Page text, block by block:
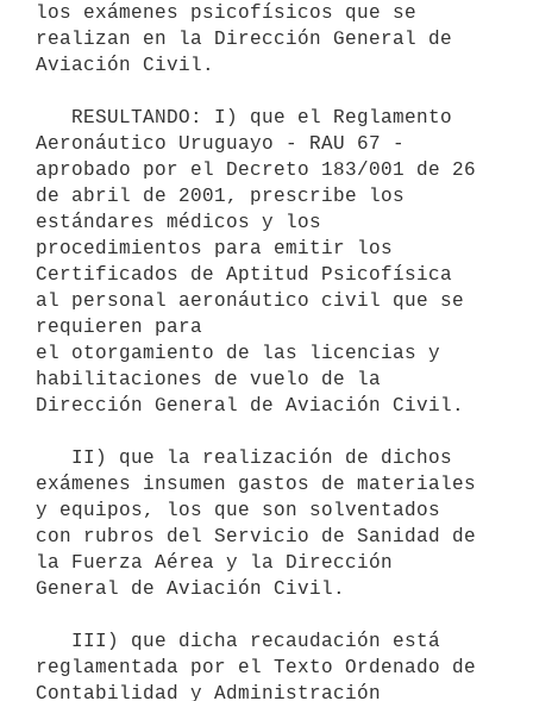
los exámenes psicofísicos que se
realizan en la Dirección General de
Aviación Civil.
Aeronáutico Uruguayo - RAU 67 -
aprobado por el Decreto 183/001 de 26
de abril de 2001, prescribe los
estándares médicos y los
procedimientos para emitir los
Certificados de Aptitud Psicofísica
al personal aeronáutico civil que se
requieren para
el otorgamiento de las licencias y
habilitaciones de vuelo de la
Dirección General de Aviación Civil.
exámenes insumen gastos de materiales
y equipos, los que son solventados
con rubros del Servicio de Sanidad de
la Fuerza Aérea y la Dirección
General de Aviación Civil.
reglamentada por el Texto Ordenado de
Contabilidad y Administración